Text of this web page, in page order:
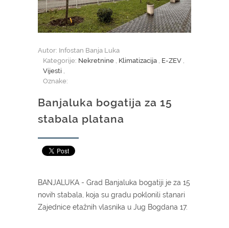
Autor: Infostan Banja Luka
Kategorije: Nekretnine , Klimatizacija , E-ZEV ,
Vijesti ,
Oznake:
Banjaluka bogatija za 15
stabala platana
BANJALUKA - Grad Banjaluka bogatiji je za 15
novih stabala, koja su gradu poklonili stanari
Zajednice etažnih vlasnika u Jug Bogdana 17.